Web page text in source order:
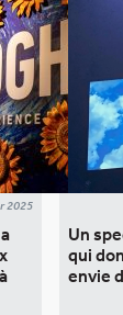
2025
Un
qui
envie